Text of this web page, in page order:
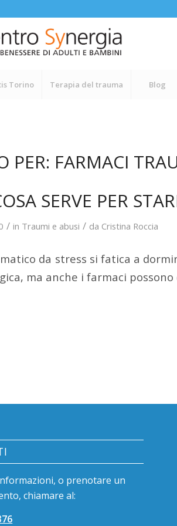
Torino Terapia del trauma Blog
PER: FARMACI
SERVE PER
/ in Traumi e abusi / da Cristina Roccia
da stress si fatica a
ma anche i farmaci
o prenotare un
chiamare al: